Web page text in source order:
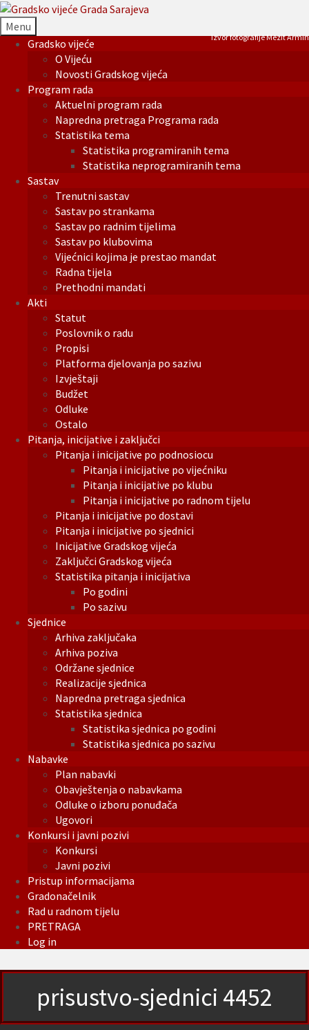
Menu
Gradsko vijeće
O Vijeću
Novosti Gradskog vijeća
Program rada
Aktuelni program rada
Napredna pretraga Programa rada
Statistika tema
Statistika programiranih tema
Statistika neprogramiranih tema
Sastav
Trenutni sastav
Sastav po strankama
Sastav po radnim tijelima
Sastav po klubovima
Vijećnici kojima je prestao mandat
Radna tijela
Prethodni mandati
Akti
Statut
Poslovnik o radu
Propisi
Platforma djelovanja po sazivu
Izvještaji
Budžet
Odluke
Ostalo
Pitanja, inicijative i zaključci
Pitanja i inicijative po podnosiocu
Pitanja i inicijative po vijećniku
Pitanja i inicijative po klubu
Pitanja i inicijative po radnom tijelu
Pitanja i inicijative po dostavi
Pitanja i inicijative po sjednici
Inicijative Gradskog vijeća
Zaključci Gradskog vijeća
Statistika pitanja i inicijativa
Po godini
Po sazivu
Sjednice
Arhiva zaključaka
Arhiva poziva
Održane sjednice
Realizacije sjednica
Napredna pretraga sjednica
Statistika sjednica
Statistika sjednica po godini
Statistika sjednica po sazivu
Nabavke
Plan nabavki
Obavještenja o nabavkama
Odluke o izboru ponuđača
Ugovori
Konkursi i javni pozivi
Konkursi
Javni pozivi
Pristup informacijama
Gradonačelnik
Rad u radnom tijelu
PRETRAGA
Log in
Izvor fotografije Mezit Armin
prisustvo-sjednici 4452